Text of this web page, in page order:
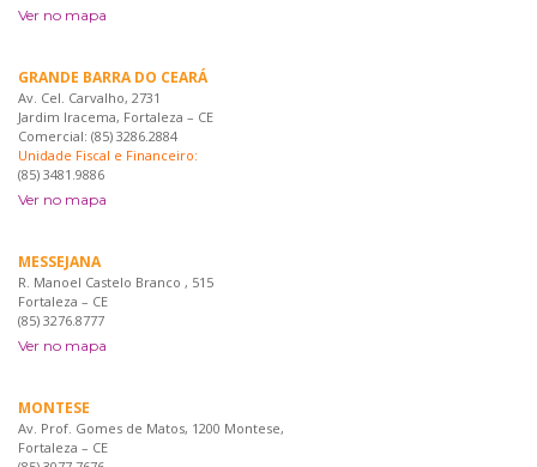
Ver no mapa
GRANDE BARRA DO CEARÁ
Av. Cel. Carvalho, 2731
Jardim Iracema, Fortaleza – CE
Comercial: (85) 3286.2884
Unidade Fiscal e Financeiro:
(85) 3481.9886
Ver no mapa
MESSEJANA
R. Manoel Castelo Branco , 515
Fortaleza – CE
(85) 3276.8777
Ver no mapa
MONTESE
Av. Prof. Gomes de Matos, 1200 Montese,
Fortaleza – CE